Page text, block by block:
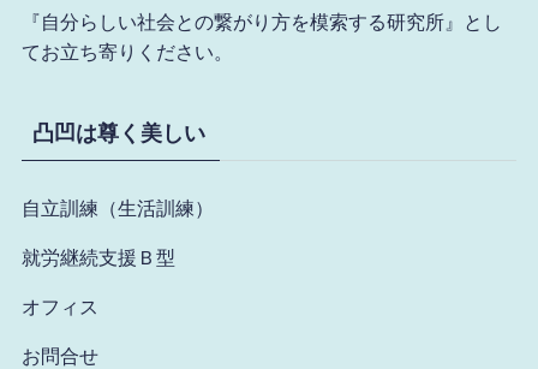
『自分らしい社会との繋がり方を模索する研究所』とし
てお立ち寄りください。
凸凹は尊く美しい
自立訓練（生活訓練）
就労継続支援Ｂ型
オフィス
お問合せ